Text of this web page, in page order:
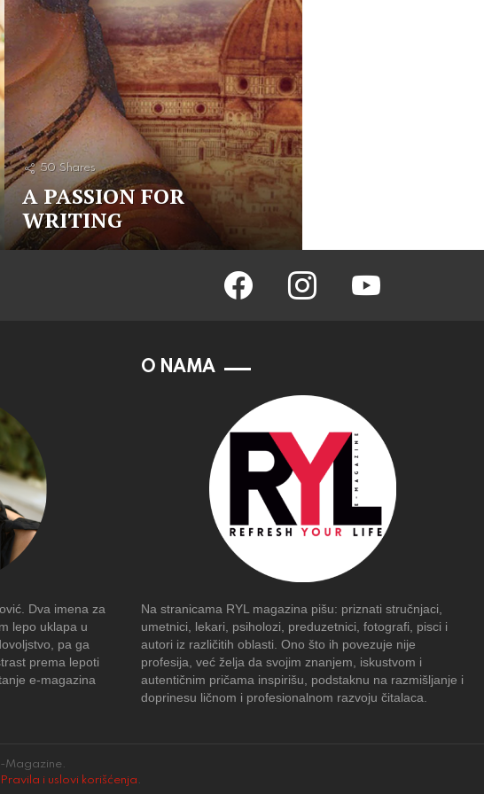
50 Shares
A PASSION FOR
WRITING
facebook instagram youtube
Dva imena za
lepo uklapa u
pa ga
prema lepoti
e-magazina
O NAMA
Na stranicama RYL magazina pišu: priznati stručnjaci,
umetnici, lekari, psiholozi, preduzetnici, fotografi, pisci i
autori iz različitih oblasti. Ono što ih povezuje nije
profesija, već želja da svojim znanjem, iskustvom i
autentičnim pričama inspirišu, podstaknu na razmišljanje i
doprinesu ličnom i profesionalnom razvoju čitalaca.
Magazine.
Pravila i uslovi korišćenja .